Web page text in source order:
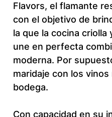
Flavors, el flamante
con el objetivo de
la que la cocina
une en perfecta
moderna. Por
maridaje con los
bodega.
Con capacidad en su